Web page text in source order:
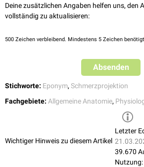
Deine zusätzlichen Angaben helfen uns, den
vollständig zu aktualisieren:
500 Zeichen verbleibend. Mindestens 5 Zeichen
Absenden
Stichworte: Eponym, Schmerzprojektion
Fachgebiete: Allgemeine Anatomie,
Wichtiger Hinweis zu diesem Artikel
Letzter
39.670
Nutzung: